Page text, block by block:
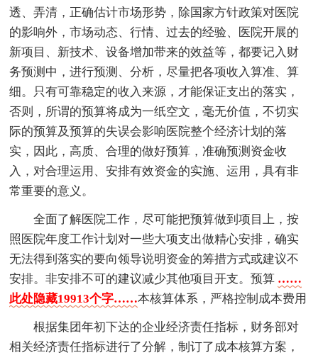
透、弄清，正确估计市场形势，除国家方针政策对医院
的影响外，市场动态、行情、过去的经验、医院开展的
新项目、新技术、设备增加带来的效益等，都要记入财
务预测中，进行预测、分析，尽量把各项收入算准、算
细。只有可靠稳定的收入来源，才能保证支出的落实，
否则，所谓的预算将成为一纸空文，毫无价值，不切实
际的预算及预算的失误会影响医院整个经济计划的落
实，因此，高质、合理的做好预算，准确预测资金收
入，对合理运用、安排有效资金的实施、运用，具有非
常重要的意义。
全面了解医院工作，尽可能把预算做到项目上，按
照医院年度工作计划对一些大项支出做精心安排，确实
无法得到落实的要向领导说明资金的筹措方式或建议不
安排。非安排不可的建议减少其他项目开支。预算 ……
此处隐藏19913个字……本核算体系，严格控制成本费用
根据集团年初下达的企业经济责任指标，财务部对
相关经济责任指标进行了分解，制订了成本核算方案，